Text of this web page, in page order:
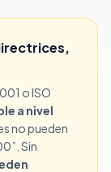
o ISO
a nivel
no pueden
Sin